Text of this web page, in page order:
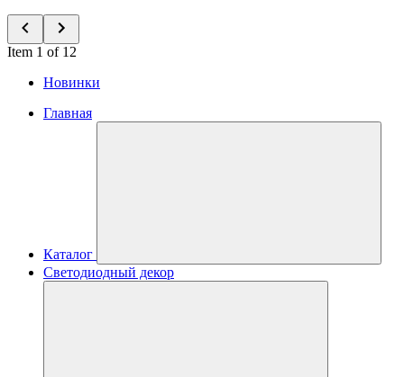
Item 1 of 12
Новинки
Главная
Каталог
Светодиодный декор